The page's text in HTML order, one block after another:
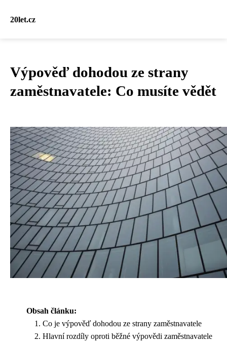
20let.cz
Výpověď dohodou ze strany
zaměstnavatele: Co musíte vědět
Obsah článku:
Co je výpověď dohodou ze strany zaměstnavatele
Hlavní rozdíly oproti běžné výpovědi zaměstnavatele